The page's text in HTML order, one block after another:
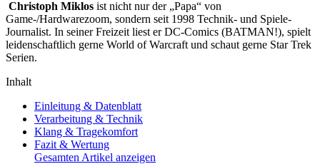
Christoph Miklos ist nicht nur der „Papa“ von
Game-/Hardwarezoom, sondern seit 1998 Technik- und Spiele-
Journalist. In seiner Freizeit liest er DC-Comics (BATMAN!), spielt
leidenschaftlich gerne World of Warcraft und schaut gerne Star Trek
Serien.
Inhalt
Einleitung & Datenblatt
Verarbeitung & Technik
Klang & Tragekomfort
Fazit & Wertung
Gesamten Artikel anzeigen